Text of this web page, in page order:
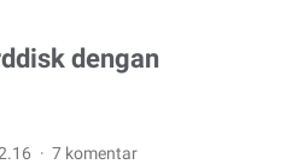
dengan
7 komentar